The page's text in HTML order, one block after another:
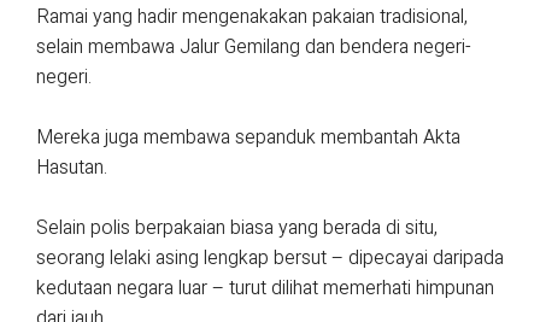
Ramai yang hadir mengenakakan pakaian tradisional,
selain membawa Jalur Gemilang dan bendera negeri-
negeri.
Mereka juga membawa sepanduk membantah Akta
Hasutan.
Selain polis berpakaian biasa yang berada di situ,
seorang lelaki asing lengkap bersut – dipecayai daripada
kedutaan negara luar – turut dilihat memerhati himpunan